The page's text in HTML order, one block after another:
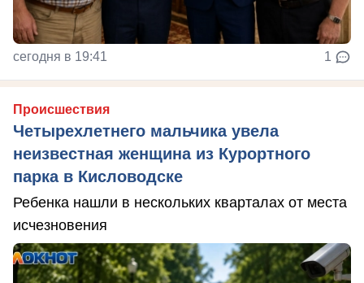
сегодня в 19:41 1
Происшествия
Четырехлетнего мальчика увела
неизвестная женщина из Курортного
парка в Кисловодске
Ребенка нашли в нескольких кварталах от места
исчезновения